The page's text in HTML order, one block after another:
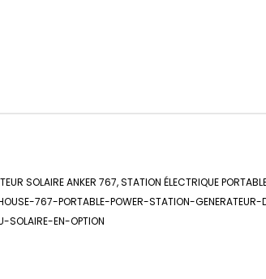
SOLAIRE ANKER 767, STATION ÉLECTRIQUE
767-PORTABLE-POWER-STATION-
SOLAIRE-EN-OPTION